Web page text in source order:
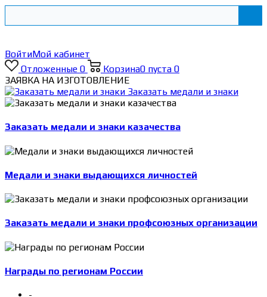
ВойтиМой кабинет
Отложенные 0 Корзина0 пуста 0
ЗАЯВКА НА ИЗГОТОВЛЕНИЕ
Заказать медали и знаки
Заказать медали и знаки казачества
Медали и знаки выдающихся личностей
Заказать медали и знаки профсоюзных организации
Награды по регионам России